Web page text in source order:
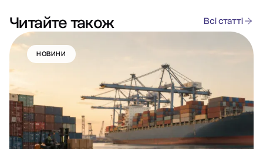
Читайте також Всі статті
НОВИНИ